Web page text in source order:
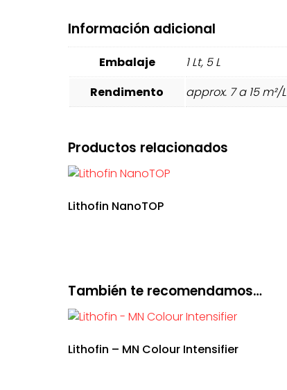
Información adicional
Embalaje
1 Lt, 5 L
Rendimento
approx. 7 a 15 m²/L
Productos relacionados
Lithofin NanoTOP
También te recomendamos…
Lithofin – MN Colour Intensifier